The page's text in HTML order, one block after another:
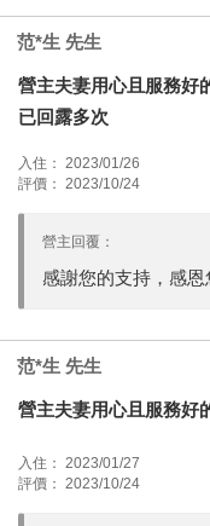
范*生 先生
營主夫妻用心且服務好
已回露多次
入住： 2023/01/26
評價： 2023/10/24
營主回覆：
感謝您的支持，感恩
范*生 先生
營主夫妻用心且服務好
入住： 2023/01/27
評價： 2023/10/24